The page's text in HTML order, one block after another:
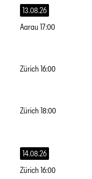
13.08.26
Aarau 17:00
Zürich 16:00
Zürich 18:00
14.08.26
Zürich 16:00